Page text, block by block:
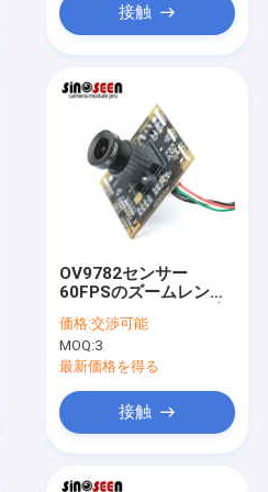
接触
OV9782センサー
60FPSのズームレンズ
のイメージの全体的な
シャッター
価格:交渉可能
MOQ:3
最新価格を得る
接触